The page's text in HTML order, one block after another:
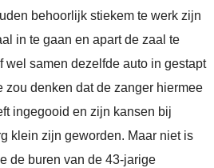
behoorlijk stiekem te werk zijn
in te gaan en apart de zaal te
wel samen dezelfde auto in gestapt
zou denken dat de zanger hiermee
ingegooid en zijn kansen bij
klein zijn geworden. Maar niet is
de buren van de 43-jarige